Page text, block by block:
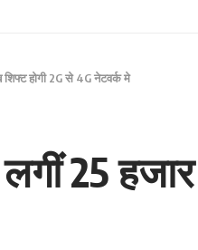
होगी 2G से 4G नेटवर्क मे
25